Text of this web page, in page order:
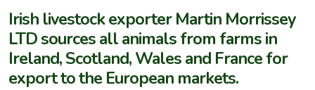
Irish livestock exporter Martin Morrissey
LTD sources all animals from farms in
Ireland, Scotland, Wales and France for
export to the European markets.